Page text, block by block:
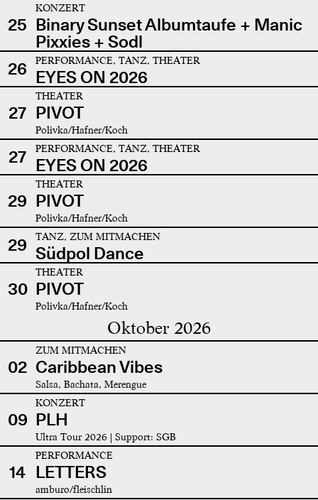
25
KONZERT
Binary Sunset Albumtaufe + Manic
Pixxies + Sodl
26
PERFORMANCE, TANZ, THEATER
EYES ON 2026
27
THEATER
PIVOT
Polivka/Hafner/Koch
27 PERFORMANCE, TANZ, THEATER
EYES ON 2026
29
THEATER
PIVOT
Polivka/Hafner/Koch
29 TANZ, ZUM MITMACHEN
Südpol Dance
30
THEATER
PIVOT
Polivka/Hafner/Koch
Oktober 2026
02
ZUM MITMACHEN
Caribbean Vibes
Salsa, Bachata, Merengue
09
KONZERT
PLH
Ultra Tour 2026 | Support: SGB
14
PERFORMANCE
LETTERS
amburo/fleischlin